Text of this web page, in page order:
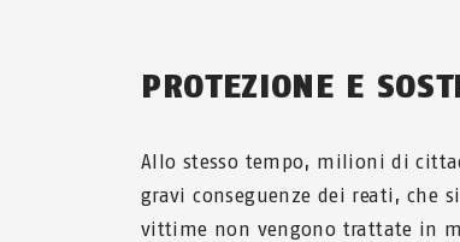
PROTEZIONE E
Allo stesso tempo, milioni di
gravi conseguenze dei reati,
vittime non vengono trattate in